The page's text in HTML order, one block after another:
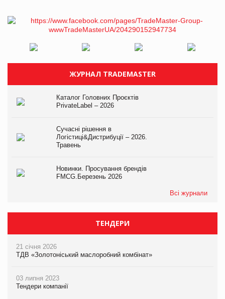
ЖУРНАЛ TRADEMASTER
Каталог Головних Проєктів
PrivateLabel – 2026
Сучасні рішення в
Логістиці&Дистрибуції – 2026.
Травень
Новинки. Просування брендів
FMCG.Березень 2026
Всі журнали
ТЕНДЕРИ
21 січня 2026
ТДВ «Золотоніський маслоробний комбінат»
03 липня 2023
Тендери компанії